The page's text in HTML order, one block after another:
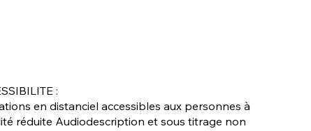
:
en distanciel accessibles aux personnes à
réduite Audiodescription et sous titrage non